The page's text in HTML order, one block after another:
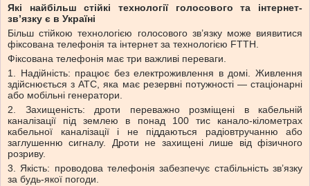
Які найбільш стійкі технології голосового та інтернет-
зв’язку є в Україні
Більш стійкою технологією голосового зв’язку може виявитися
фіксована телефонія та інтернет за технологією FTTH.
Фіксована телефонія має три важливі переваги.
1. Надійність: працює без електроживлення в домі. Живлення
здійснюється з АТС, яка має резервні потужності — стаціонарні
або мобільні генератори.
2. Захищеність: дроти переважно розміщені в кабельній
каналізації під землею в понад 100 тис канало-кілометрах
кабельної каналізації і не піддаються радіовтручанню або
заглушенню сигналу. Дроти не захищені лише від фізичного
розриву.
3. Якість: проводова телефонія забезпечує стабільність зв’язку
за будь-якої погоди.